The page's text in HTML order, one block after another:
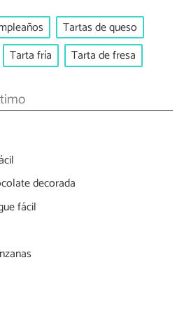
Tartas de queso
Tarta fría Tarta de fresa
decorada
fácil